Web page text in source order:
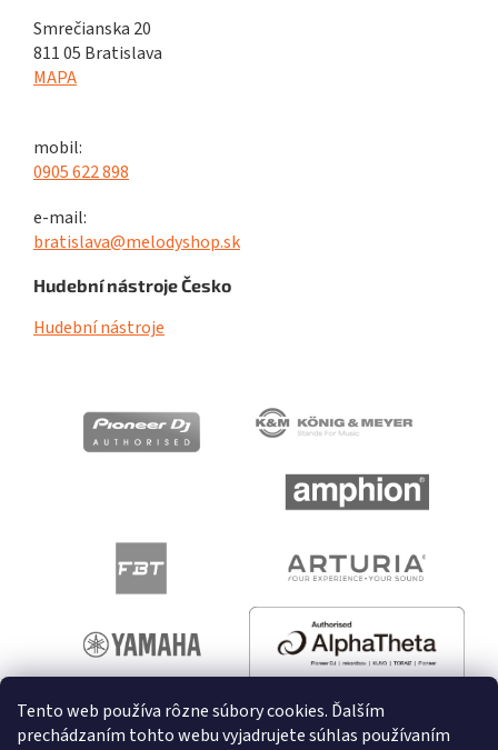
Tento web používa rôzne súbory cookies. Ďalším
prechádzaním tohto webu vyjadrujete súhlas používaním
Smrečianska 20
811 05 Bratislava
MAPA
mobil:
0905 622 898
e-mail:
bratislava@melodyshop.sk
Hudební nástroje Česko
Hudební nástroje